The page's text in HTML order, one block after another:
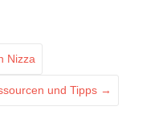
Nizza
und Tipps →